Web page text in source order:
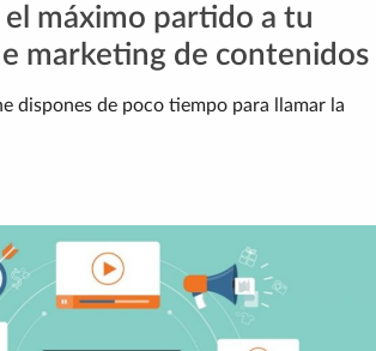
el máximo partido a tu
marketing de contenidos
dispones de poco tiempo para llamar la